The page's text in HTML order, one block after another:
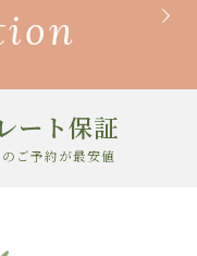
ート保証
ご予約が最安値